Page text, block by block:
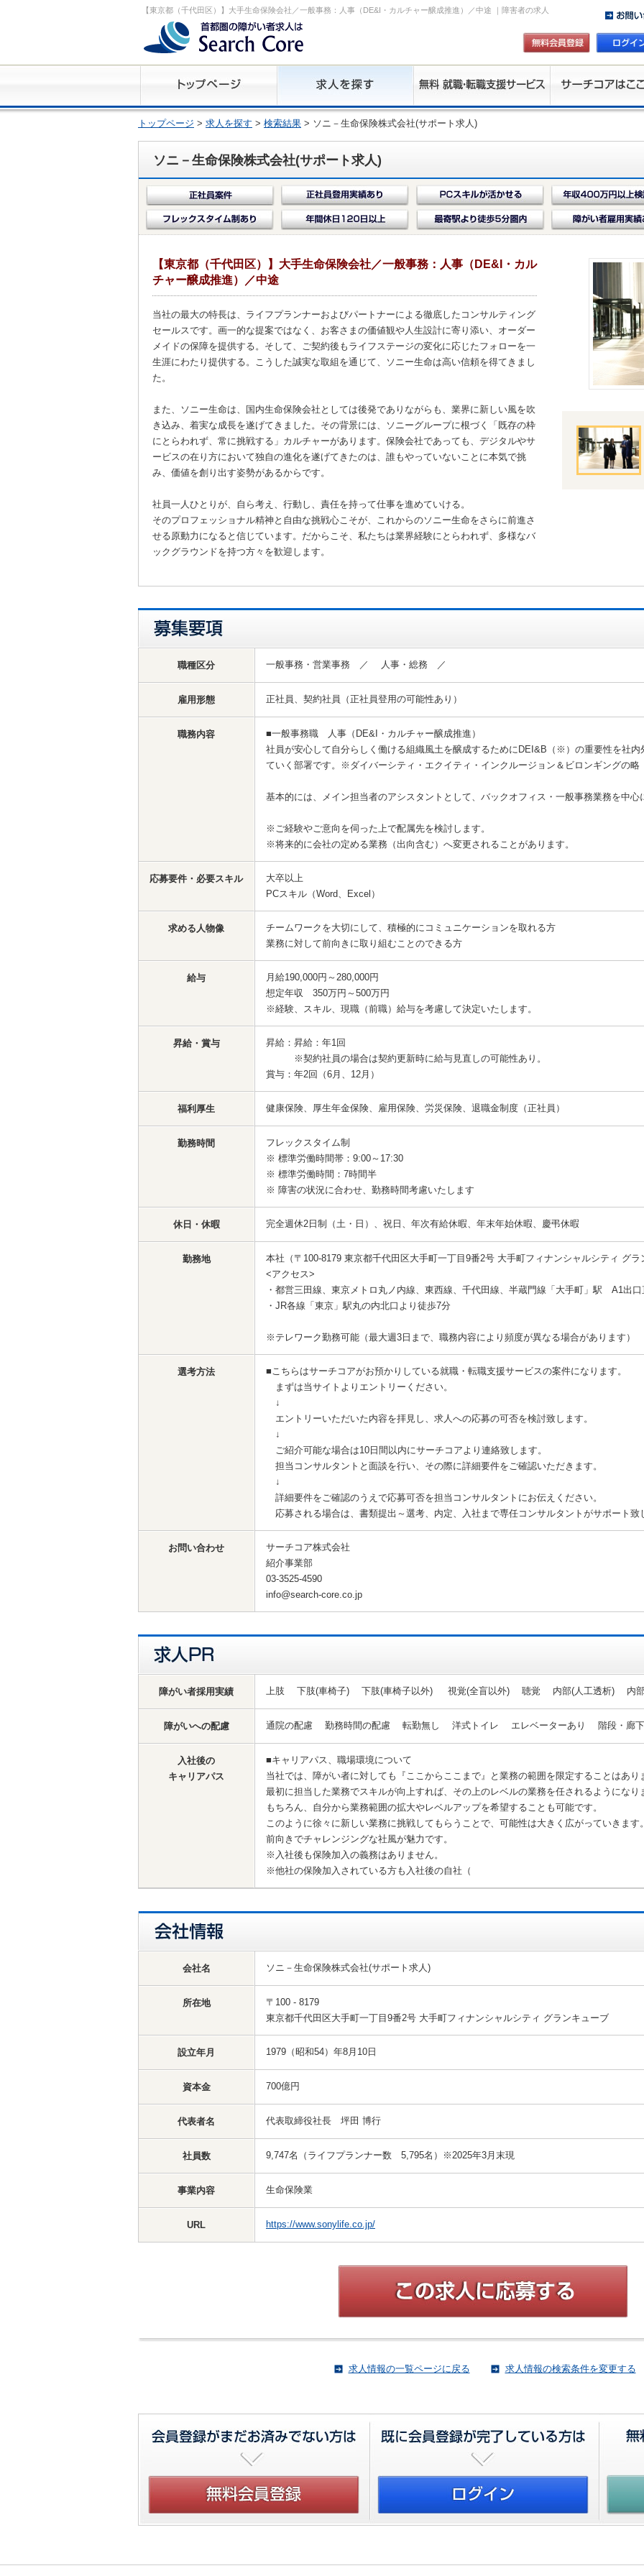
【東京都（千代田区）】大手生命保険会社／一般事務：人事（DE&I・カルチャー醸成推進）／中途 ｜障害者の求人
トップページ > 求人を探す > 検索結果 > ソニ－生命保険株式会社(サポート求人)
ソニ－生命保険株式会社(サポート求人)
【東京都（千代田区）】大手生命保険会社／一般事務：人事（DE&I・カル
チャー醸成推進）／中途
当社の最大の特長は、ライフプランナーおよびパートナーによる徹底したコンサルティング
セールスです。画一的な提案ではなく、お客さまの価値観や人生設計に寄り添い、オーダー
メイドの保障を提供する。そして、ご契約後もライフステージの変化に応じたフォローを一
生涯にわたり提供する。こうした誠実な取組を通じて、ソニー生命は高い信頼を得てきまし
た。
また、ソニー生命は、国内生命保険会社としては後発でありながらも、業界に新しい風を吹
き込み、着実な成長を遂げてきました。その背景には、ソニーグループに根づく「既存の枠
にとらわれず、常に挑戦する」カルチャーがあります。保険会社であっても、デジタルやサ
ービスの在り方において独自の進化を遂げてきたのは、誰もやっていないことに本気で挑
み、価値を創り出す姿勢があるからです。
社員一人ひとりが、自ら考え、行動し、責任を持って仕事を進めていける。
そのプロフェッショナル精神と自由な挑戦心こそが、これからのソニー生命をさらに前進さ
せる原動力になると信じています。だからこそ、私たちは業界経験にとらわれず、多様なバ
ックグラウンドを持つ方々を歓迎します。
職種区分 一般事務・営業事務 ／ 人事・総務 ／
雇用形態 正社員、契約社員（正社員登用の可能性あり）
職務内容
■一般事務職 人事（DE&I・カルチャー醸成推進）
社員が安心して自分らしく働ける組織風土を醸成するためにDEI&B（※）の重要性を社内
ていく部署です。※ダイバーシティ・エクイティ・インクルージョン＆ビロンギングの略
基本的には、メイン担当者のアシスタントとして、バックオフィス・一般事務業務を中心
※ご経験やご意向を伺った上で配属先を検討します。
※将来的に会社の定める業務（出向含む）へ変更されることがあります。
応募要件・必要スキル
大卒以上
PCスキル（Word、Excel）
求める人物像
チームワークを大切にして、積極的にコミュニケーションを取れる方
業務に対して前向きに取り組むことのできる方
給与
月給190,000円～280,000円
想定年収 350万円～500万円
※経験、スキル、現職（前職）給与を考慮して決定いたします。
昇給・賞与
昇給：昇給：年1回
※契約社員の場合は契約更新時に給与見直しの可能性あり。
賞与：年2回（6月、12月）
福利厚生 健康保険、厚生年金保険、雇用保険、労災保険、退職金制度（正社員）
勤務時間
フレックスタイム制
※ 標準労働時間帯：9:00～17:30
※ 標準労働時間：7時間半
※ 障害の状況に合わせ、勤務時間考慮いたします
休日・休暇 完全週休2日制（土・日）、祝日、年次有給休暇、年末年始休暇、慶弔休暇
勤務地
本社（〒100-8179 東京都千代田区大手町一丁目9番2号 大手町フィナンシャルシティ グラ
<アクセス>
・都営三田線、東京メトロ丸ノ内線、東西線、千代田線、半蔵門線「大手町」駅 A1出口
・JR各線「東京」駅丸の内北口より徒歩7分
※テレワーク勤務可能（最大週3日まで、職務内容により頻度が異なる場合があります）
選考方法
■こちらはサーチコアがお預かりしている就職・転職支援サービスの案件になります。
まずは当サイトよりエントリーください。
↓
エントリーいただいた内容を拝見し、求人への応募の可否を検討致します。
↓
ご紹介可能な場合は10日間以内にサーチコアより連絡致します。
担当コンサルタントと面談を行い、その際に詳細要件をご確認いただきます。
↓
詳細要件をご確認のうえで応募可否を担当コンサルタントにお伝えください。
応募される場合は、書類提出～選考、内定、入社まで専任コンサルタントがサポート致
お問い合わせ
サーチコア株式会社
紹介事業部
03-3525-4590
info@search-core.co.jp
障がい者採用実績 上肢 下肢(車椅子) 下肢(車椅子以外) 視覚(全盲以外) 聴覚 内部(人工透析) 内
障がいへの配慮 通院の配慮 勤務時間の配慮 転勤無し 洋式トイレ エレベーターあり 階段・廊
入社後の
キャリアパス
■キャリアパス、職場環境について
当社では、障がい者に対しても『ここからここまで』と業務の範囲を限定することはあり
最初に担当した業務でスキルが向上すれば、その上のレベルの業務を任されるようになり
もちろん、自分から業務範囲の拡大やレベルアップを希望することも可能です。
このように徐々に新しい業務に挑戦してもらうことで、可能性は大きく広がっていきます。
前向きでチャレンジングな社風が魅力です。
※入社後も保険加入の義務はありません。
※他社の保険加入されている方も入社後の自社（
会社名 ソニ－生命保険株式会社(サポート求人)
所在地
〒100 - 8179
東京都千代田区大手町一丁目9番2号 大手町フィナンシャルシティ グランキューブ
設立年月 1979（昭和54）年8月10日
資本金 700億円
代表者名 代表取締役社長 坪田 博行
社員数 9,747名（ライフプランナー数 5,795名）※2025年3月末現
事業内容 生命保険業
URL https://www.sonylife.co.jp/
求人情報の一覧ページに戻る 求人情報の検索条件を変更する